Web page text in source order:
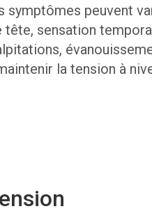
symptômes peuvent
tête, sensation
la tension à